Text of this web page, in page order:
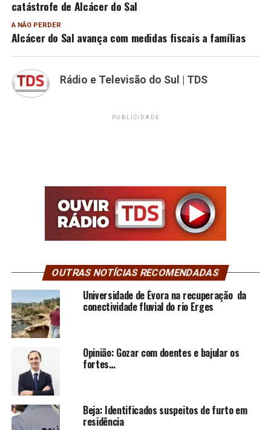
catástrofe de Alcácer do Sal
A NÃO PERDER
Alcácer do Sal avança com medidas fiscais a famílias
Rádio e Televisão do Sul | TDS
PUBLICIDADE
OUTRAS NOTÍCIAS RECOMENDADAS
Universidade de Évora na recuperação da
conectividade fluvial do rio Erges
Opinião: Gozar com doentes e bajular os
fortes…
Beja: Identificados suspeitos de furto em
residência